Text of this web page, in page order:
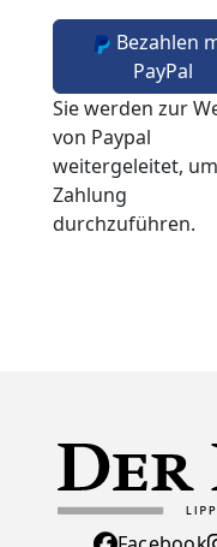
Bezahlen
PayPal
Sie werden zur
von Paypal
weitergeleitet,
Zahlung
durchzuführen.